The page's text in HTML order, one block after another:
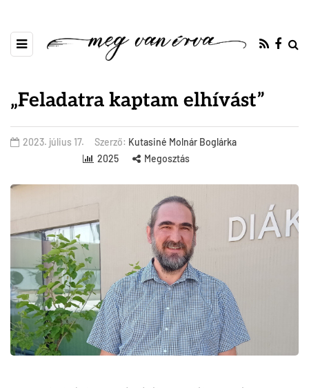
„Feladatra kaptam elhívást”
2023. július 17. Szerző: Kutasiné Molnár Boglárka
2025
Megosztás